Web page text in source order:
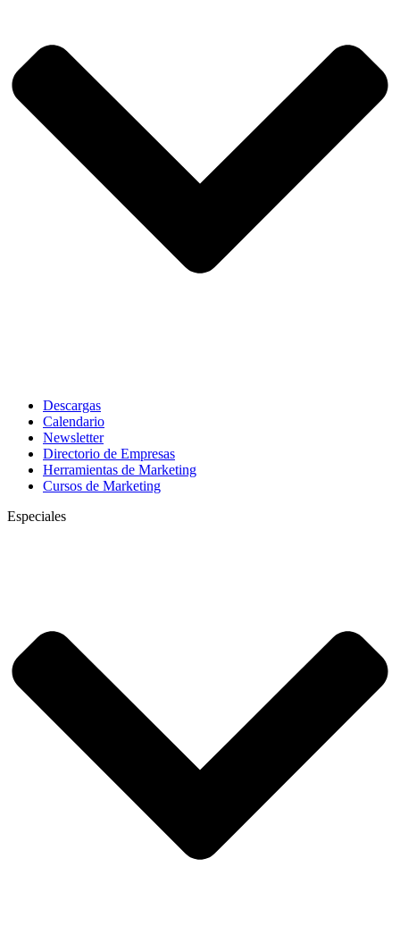
Descargas
Calendario
Newsletter
Directorio de Empresas
Herramientas de Marketing
Cursos de Marketing
Especiales